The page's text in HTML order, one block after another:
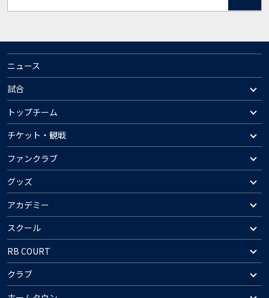
ニュース
試合
トップチーム
チケット・観戦
ファンクラブ
グッズ
アカデミー
スクール
RB COURT
クラブ